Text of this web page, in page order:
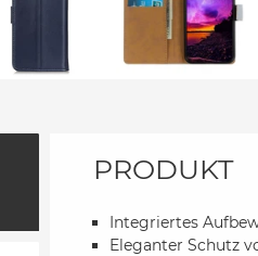
PRODUKT
Integriertes
Eleganter Schutz